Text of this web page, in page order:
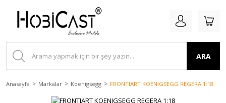
ARA
Anasayfa Markalar Koenigsegg FRONTIART KOENIGSEGG REGERA 1:18